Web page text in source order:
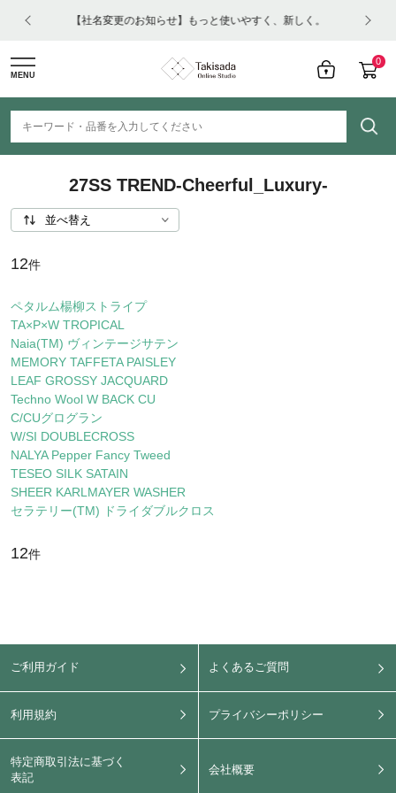
【社名変更のお知らせ】もっと使いやすく、新しく。
0
MENU
27SS TREND-Cheerful_Luxury-
12件
ペタルム楊柳ストライプ
TA×P×W TROPICAL
Naia(TM) ヴィンテージサテン
MEMORY TAFFETA PAISLEY
LEAF GROSSY JACQUARD
Techno Wool W BACK CU
C/CUグログラン
W/SI DOUBLECROSS
NALYA Pepper Fancy Tweed
TESEO SILK SATAIN
SHEER KARLMAYER WASHER
セラテリー(TM) ドライダブルクロス
12件
ご利用ガイド よくあるご質問
利用規約 プライバシーポリシー
特定商取引法に基づく
表記
会社概要